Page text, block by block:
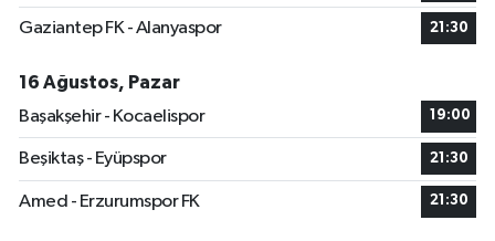
Gaziantep FK - Alanyaspor 21:30
16 Ağustos, Pazar
Başakşehir - Kocaelispor
19:00
Beşiktaş - Eyüpspor 21:30
Amed - Erzurumspor FK 21:30